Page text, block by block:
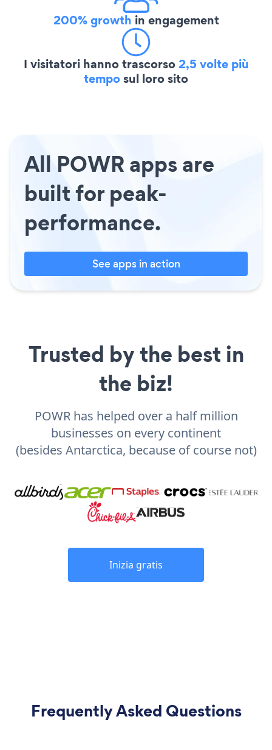
200% growth in engagement
I visitatori hanno trascorso2,5 volte più
temposul loro sito
All POWR apps are
built for peak-
performance.
See apps in action
Trusted by the best in
the biz!
POWR has helped over a half million
businesses on every continent
(besides Antarctica, because of course not)
Inizia gratis
Frequently Asked Questions